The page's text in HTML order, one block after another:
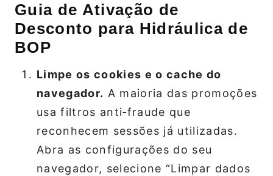
Guia de Ativação de
Desconto para Hidráulica de
BOP
Limpe os cookies e o cache do
navegador. A maioria das promoções
usa filtros anti‑fraude que
reconhecem sessões já utilizadas.
Abra as configurações do seu
navegador, selecione “Limpar dados